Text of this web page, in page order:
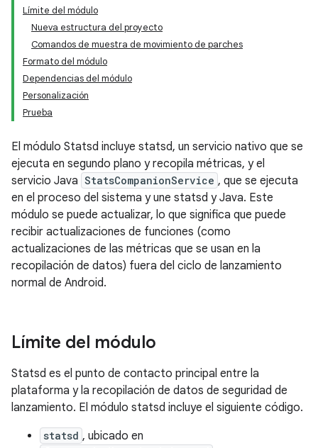
Límite del módulo
Nueva estructura del proyecto
Comandos de muestra de movimiento de parches
Formato del módulo
Dependencias del módulo
Personalización
Prueba
El módulo Statsd incluye statsd, un servicio nativo que se
ejecuta en segundo plano y recopila métricas, y el
servicio Java StatsCompanionService , que se ejecuta
en el proceso del sistema y une statsd y Java. Este
módulo se puede actualizar, lo que significa que puede
recibir actualizaciones de funciones (como
actualizaciones de las métricas que se usan en la
recopilación de datos) fuera del ciclo de lanzamiento
normal de Android.
Límite del módulo
Statsd es el punto de contacto principal entre la
plataforma y la recopilación de datos de seguridad de
lanzamiento. El módulo statsd incluye el siguiente código.
statsd , ubicado en